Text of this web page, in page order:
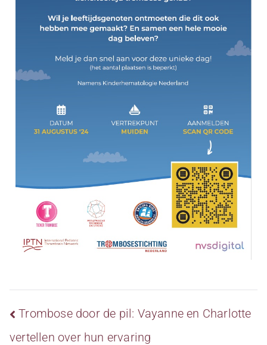
Trombose door de pil: Vayanne en Charlotte
vertellen over hun ervaring